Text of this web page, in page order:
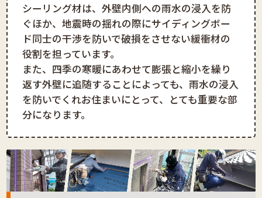
シーリング材は、外壁内側への雨水の浸入を防
ぐほか、地震時の揺れの際にサイディングボー
ド同士の干渉を防いで破損をさせない緩衝材の
役割を担っています。
また、四季の寒暖にあわせて膨張と縮小を繰り
返す外壁に追随することによっても、雨水の浸入
を防いでくれお住まいにとって、とても重要な部
分になります。